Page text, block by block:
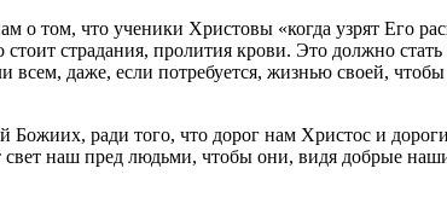
том, что ученики Христовы «когда узрят Его
страдания, пролития крови. Это должно
даже, если потребуется, жизнью своей, чтобы
Божиих, ради того, что дорог нам Христос и
свет наш пред людьми, чтобы они, видя добрые